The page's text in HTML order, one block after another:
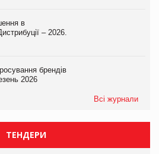
в
– 2026.
брендів
2026
Всі журнали
ТЕНДЕРИ